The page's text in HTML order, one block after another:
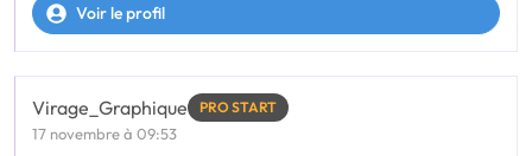
Voir le profil
Virage_Graphique PRO START
17 novembre à 09:53